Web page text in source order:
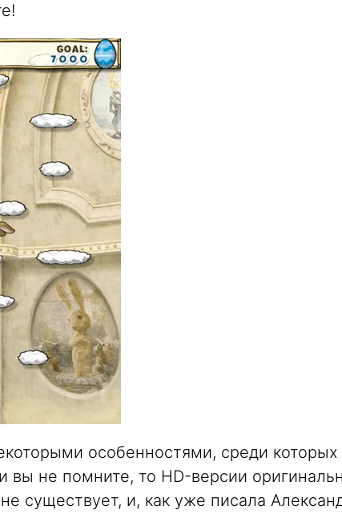
особенностями, среди
вы не помните, то HD-версии
существует, и, как уже писала